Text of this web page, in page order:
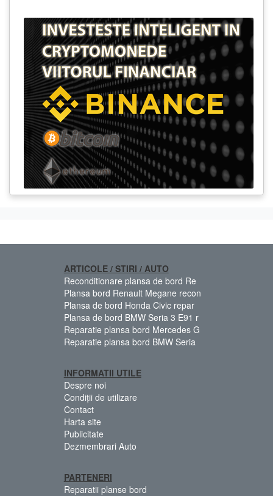
ARTICOLE / STIRI / AUTO
Reconditionare plansa de bord Re
Plansa bord Renault Megane recon
Plansa de bord Honda Civic repar
Plansa de bord BMW Seria 3 E91 r
Reparatie plansa bord Mercedes G
Reparatie plansa bord BMW Seria
INFORMATII UTILE
Despre noi
Condiții de utilizare
Contact
Harta site
Publicitate
Dezmembrari Auto
PARTENERI
Reparatii planse bord